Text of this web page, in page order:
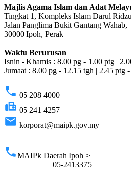
Majlis Agama Islam dan Adat
Tingkat 1, Kompleks Islam Darul
Jalan Panglima Bukit Gantang Wahab,
30000 Ipoh, Perak
Waktu Berurusan
Isnin - Khamis : 8.00 pg - 1.00 ptg |
Jumaat : 8.00 pg - 12.15 tgh | 2.45 ptg
phone 05 208 4000
fax 05 241 4257
email korporat@maipk.gov.my
phoneMAIPk Daerah Ipoh >
05-2413375